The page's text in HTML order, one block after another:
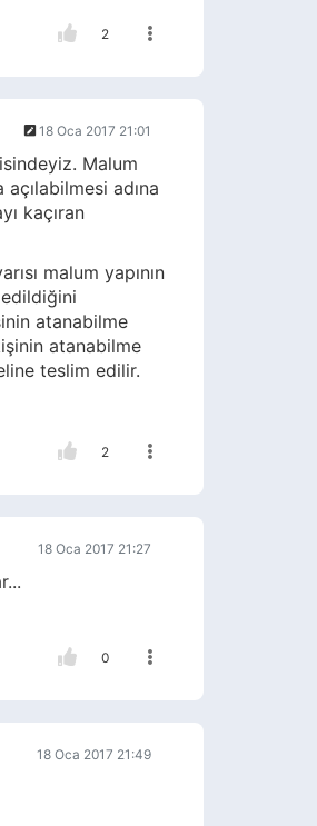
2
18 Oca 2017 21:01
Malum
adına
kaçıran
malum yapının
atanabilme
atanabilme
teslim edilir.
2
18 Oca 2017 21:27
0
18 Oca 2017 21:49